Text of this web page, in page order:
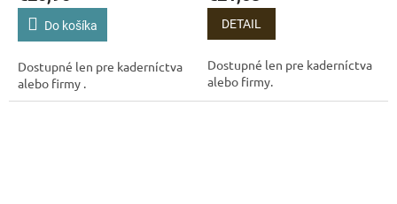
Do košíka
Dostupné len pre kaderníctva
alebo firmy .
DETAIL
Dostupné len pre kaderníctva
alebo firmy.